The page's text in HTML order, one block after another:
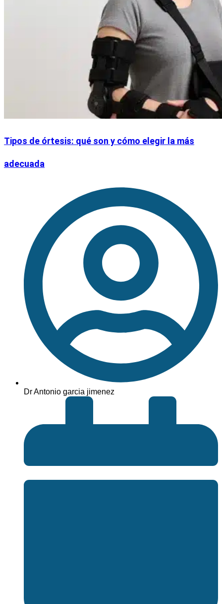
Tipos de órtesis: qué son y cómo elegir la más
adecuada
Dr Antonio garcia jimenez